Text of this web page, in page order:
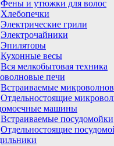
Фены и утюжки для волос
Хлебопечки
Электрические грили
Электрочайники
Эпиляторы
Кухонные весы
Вся мелкобытовая техника
печи
Встраиваемые
Отдельностоящие
машины
Встраиваемые посудомойки
Отдельностоящие